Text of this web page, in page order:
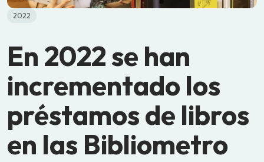
2022
En 2022 se han
incrementado los
préstamos de libros
en las Bibliometro